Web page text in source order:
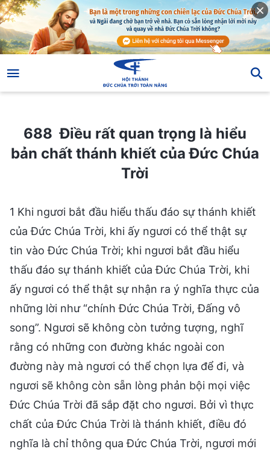
688 Điều rất quan trọng là hiểu
bản chất thánh khiết của Đức Chúa
Trời
1 Khi ngươi bắt đầu hiểu thấu đáo sự thánh khiết
của Đức Chúa Trời, khi ấy ngươi có thể thật sự
tin vào Đức Chúa Trời; khi ngươi bắt đầu hiểu
thấu đáo sự thánh khiết của Đức Chúa Trời, khi
ấy ngươi có thể thật sự nhận ra ý nghĩa thực của
những lời như “chính Đức Chúa Trời, Đấng vô
song”. Ngươi sẽ không còn tưởng tượng, nghĩ
rằng có những con đường khác ngoài con
đường này mà ngươi có thể chọn lựa để đi, và
ngươi sẽ không còn sẵn lòng phản bội mọi việc
Đức Chúa Trời đã sắp đặt cho ngươi. Bởi vì thực
chất của Đức Chúa Trời là thánh khiết, điều đó
nghĩa là chỉ thông qua Đức Chúa Trời, ngươi mới